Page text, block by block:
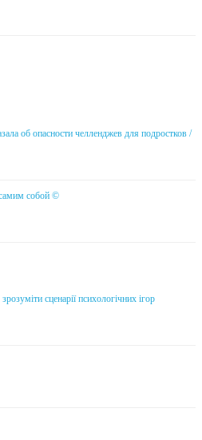
об опасности челленджев для подростков /
собой ©
сценарії психологічних ігор